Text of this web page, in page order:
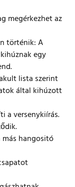
megérkezhet az
történik: A
egy
lista szerint
által kihúzott
a versenykiírás.
hangositó